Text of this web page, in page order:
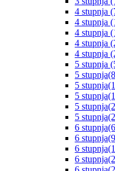
4 stupnja
4 stupnja
4 stupnja
4 stupnja
4 stupnja
5 stupnja
5
5
5
5
5
6
6
6
6